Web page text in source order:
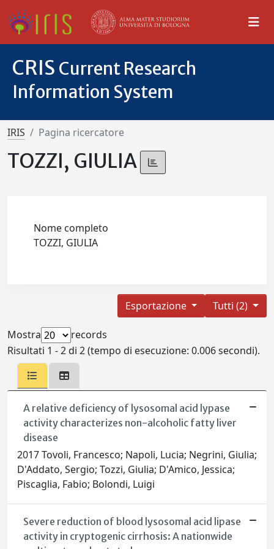
CRIS Current Research
Information System
IRIS Pagina ricercatore
TOZZI, GIULIA
Nome completo
TOZZI, GIULIA
Tutti (2)
Esportazione
Mostra
records
Risultati 1 - 2 di 2 (tempo di esecuzione: 0.006 secondi).
A relative deficiency of lysosomal acid lypase
activity characterizes non-alcoholic fatty liver
disease
2017 Tovoli, Francesco; Napoli, Lucia; Negrini, Giulia;
D'Addato, Sergio; Tozzi, Giulia; D'Amico, Jessica;
Piscaglia, Fabio; Bolondi, Luigi
Severe reduction of blood lysosomal acid lipase
activity in cryptogenic cirrhosis: A nationwide